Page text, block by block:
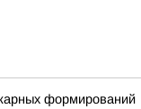
формирований